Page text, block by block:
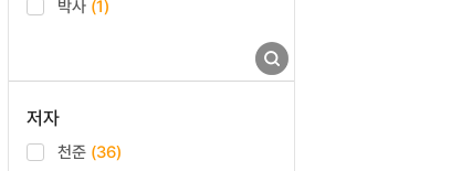
박사 (1)
저자
천준 (36)